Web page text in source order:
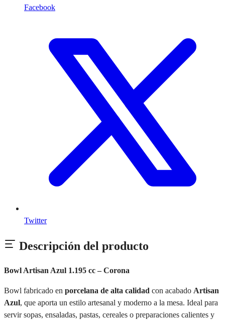
Facebook
Twitter
Descripción del producto
Bowl Artisan Azul 1.195 cc – Corona
Bowl fabricado en porcelana de alta calidad con acabado Artisan
Azul, que aporta un estilo artesanal y moderno a la mesa. Ideal para
servir sopas, ensaladas, pastas, cereales o preparaciones calientes y